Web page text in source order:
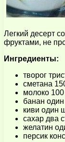
Легкий десерт
фруктами, не
Ингредиенты:
творог
сметана
молоко
банан один
киви один
сахар два
желатин
персик